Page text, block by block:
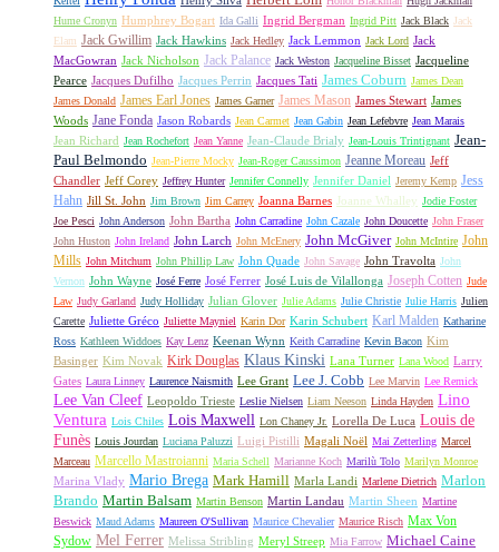
Hume Cronyn Humphrey Bogart Ida Galli Ingrid Bergman Ingrid Pitt Jack Black Jack
Elam Jack Gwillim Jack Hawkins Jack Hedley Jack Lemmon Jack Lord Jack
MacGowran Jack Nicholson Jack Palance Jack Weston Jacqueline Bisset Jacqueline
Pearce Jacques Dufilho Jacques Perrin Jacques Tati James Coburn James Dean
James Donald James Earl Jones James Garner James Mason James Stewart James
Woods Jane Fonda Jason Robards Jean Carmet Jean Gabin Jean Lefebvre Jean Marais
Jean Richard Jean Rochefort Jean Yanne Jean-Claude Brialy Jean-Louis Trintignant Jean-
Paul Belmondo Jean-Pierre Mocky Jean-Roger Caussimon Jeanne Moreau Jeff
Chandler Jeff Corey Jeffrey Hunter Jennifer Connelly Jennifer Daniel Jeremy Kemp Jess
Hahn Jill St. John Jim Brown Jim Carrey Joanna Barnes Joanne Whalley Jodie Foster
Joe Pesci John Anderson John Bartha John Carradine John Cazale John Doucette John Fraser
John Huston John Ireland John Larch John McEnery John McGiver John McIntire John
Mills John Mitchum John Phillip Law John Quade John Savage John Travolta John
Vernon John Wayne José Ferre José Ferrer José Luis de Vilallonga Joseph Cotten Jude
Law Judy Garland Judy Holliday Julian Glover Julie Adams Julie Christie Julie Harris Julien
Carette Juliette Gréco Juliette Mayniel Karin Dor Karin Schubert Karl Malden Katharine
Ross Kathleen Widdoes Kay Lenz Keenan Wynn Keith Carradine Kevin Bacon Kim
Basinger Kim Novak Kirk Douglas Klaus Kinski Lana Turner Lana Wood Larry
Gates Laura Linney Laurence Naismith Lee Grant Lee J. Cobb Lee Marvin Lee Remick
Lee Van Cleef Leopoldo Trieste Leslie Nielsen Liam Neeson Linda Hayden Lino
Ventura Lois Chiles Lois Maxwell Lon Chaney Jr. Lorella De Luca Louis de
Funès Louis Jourdan Luciana Paluzzi Luigi Pistilli Magali Noël Mai Zetterling Marcel
Marceau Marcello Mastroianni Maria Schell Marianne Koch Marilù Tolo Marilyn Monroe
Marina Vlady Mario Brega Mark Hamill Marla Landi Marlene Dietrich Marlon
Brando Martin Balsam Martin Benson Martin Landau Martin Sheen Martine
Beswick Maud Adams Maureen O'Sullivan Maurice Chevalier Maurice Risch Max Von
Sydow Mel Ferrer Melissa Stribling Meryl Streep Mia Farrow Michael Caine